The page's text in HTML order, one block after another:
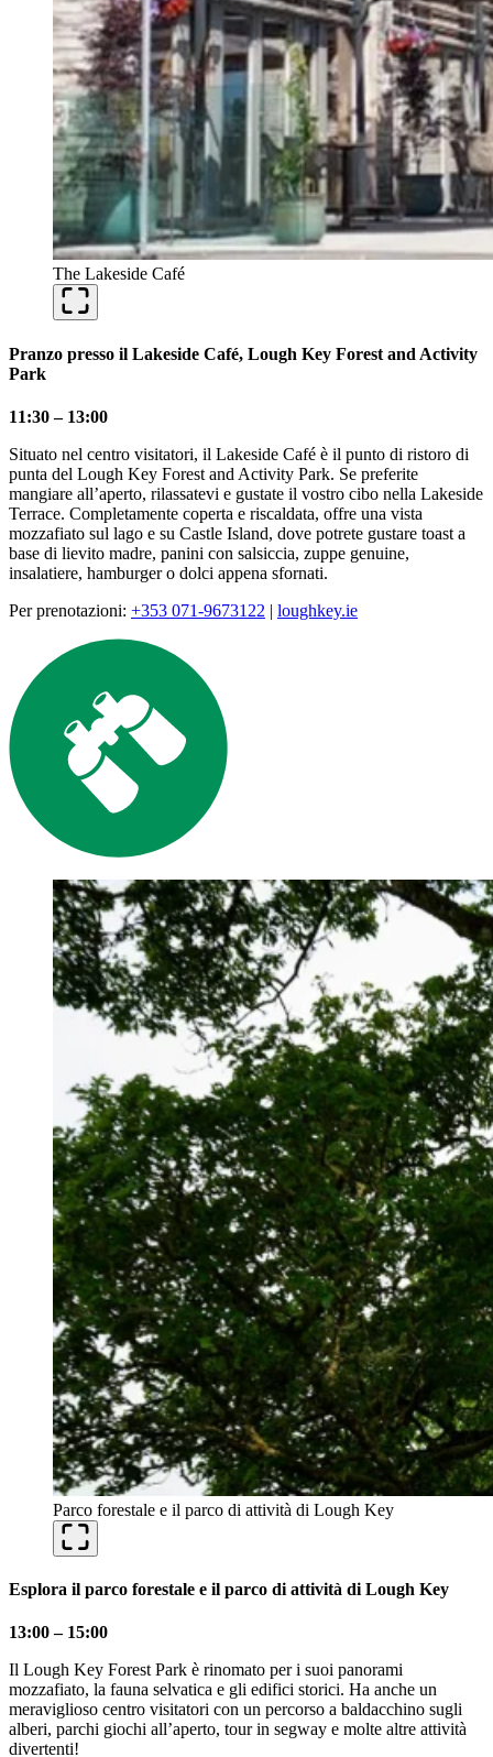
The Lakeside Café
Pranzo presso il Lakeside Café, Lough Key Forest and Activity
Park
11:30 – 13:00
Situato nel centro visitatori, il Lakeside Café è il punto di ristoro di
punta del Lough Key Forest and Activity Park. Se preferite
mangiare all’aperto, rilassatevi e gustate il vostro cibo nella Lakeside
Terrace. Completamente coperta e riscaldata, offre una vista
mozzafiato sul lago e su Castle Island, dove potrete gustare toast a
base di lievito madre, panini con salsiccia, zuppe genuine,
insalatiere, hamburger o dolci appena sfornati.
Per prenotazioni: +353 071-9673122 | loughkey.ie
Parco forestale e il parco di attività di Lough Key
Esplora il parco forestale e il parco di attività di Lough Key
13:00 – 15:00
Il Lough Key Forest Park è rinomato per i suoi panorami
mozzafiato, la fauna selvatica e gli edifici storici. Ha anche un
meraviglioso centro visitatori con un percorso a baldacchino sugli
alberi, parchi giochi all’aperto, tour in segway e molte altre attività
divertenti!